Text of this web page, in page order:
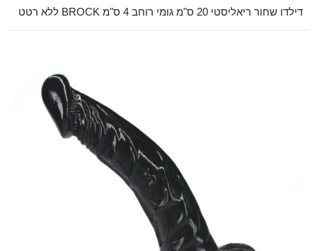
דילדו שחור ריאליסטי 20 ס"מ גומי רוחב 4 ס"מ BROCK ללא רטט